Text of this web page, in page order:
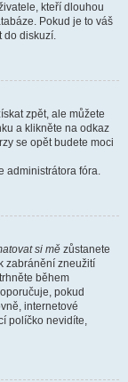
kteří dlouhou
Pokud je to váš
do diskuzí.
zpět, ale můžete
a klikněte na odkaz
se opět budete moci
administrátora fóra.
si mě zůstanete
zabránění zneužití
během
pokud
internetové
políčko nevidíte,